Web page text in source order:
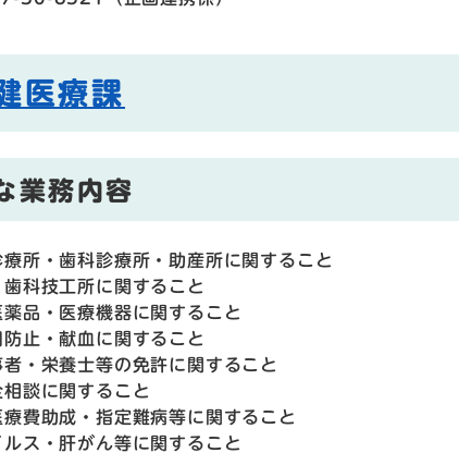
医療課
業務内容
所・歯科診療所・助産所に関すること
科技工所に関すること
品・医療機器に関すること
止・献血に関すること
・栄養士等の免許に関すること
談に関すること
費助成・指定難病等に関すること
ス・肝がん等に関すること